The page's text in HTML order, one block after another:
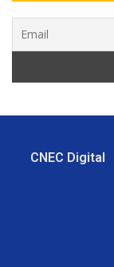
CNEC Digital